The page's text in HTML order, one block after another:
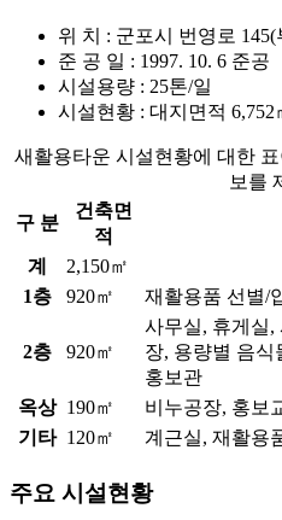
위 치 : 군포시 번영로
준 공 일 : 1997. 10. 6 준공
시설용량 : 25톤/일
시설현황 : 대지면적 6,752
새활용타운 시설현황에 대한
보를
구 분
건축면
적
계
2,150㎡
1층
920㎡ 재활용품 선별/
2층 920㎡
사무실, 휴게실,
장, 용량별 음식
홍보관
옥상 190㎡
비누공장, 홍보
기타 120㎡ 계근실, 재활용
주요 시설현황